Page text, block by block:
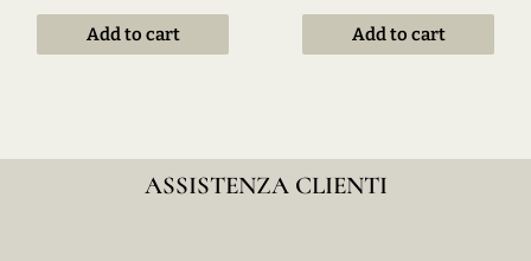
Add to cart Add to cart
ASSISTENZA CLIENTI